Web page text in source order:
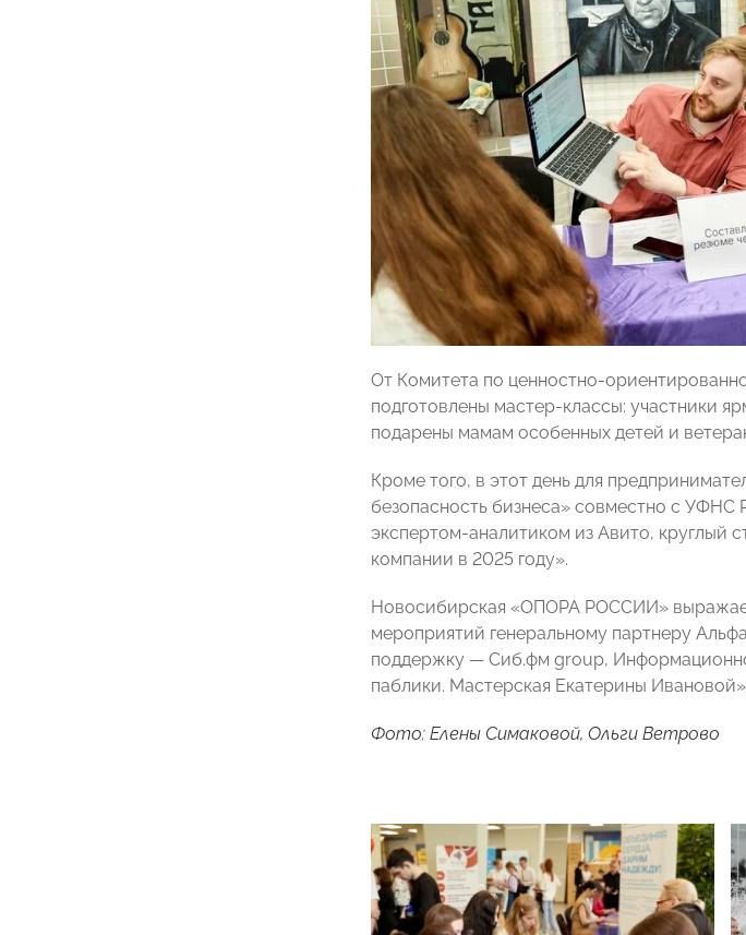
От Комитета по ценностно-
подготовлены мастер-классы: участники
подарены мамам особенных детей и
Кроме того, в этот день для
безопасность бизнеса» совместно с
экспертом-аналитиком из Авито, круглый
компании в 2025 году».
Новосибирская «ОПОРА РОССИИ»
мероприятий генеральному партнеру
поддержку — Сиб.фм group,
паблики. Мастерская Екатерины
Фото: Елены Симаковой, Ольги Ветрово